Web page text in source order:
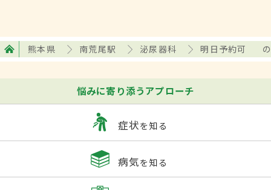
熊本県 南荒尾駅 泌尿器科 明日予約可
悩みに寄り添うアプローチ
症状を知る
病気を知る